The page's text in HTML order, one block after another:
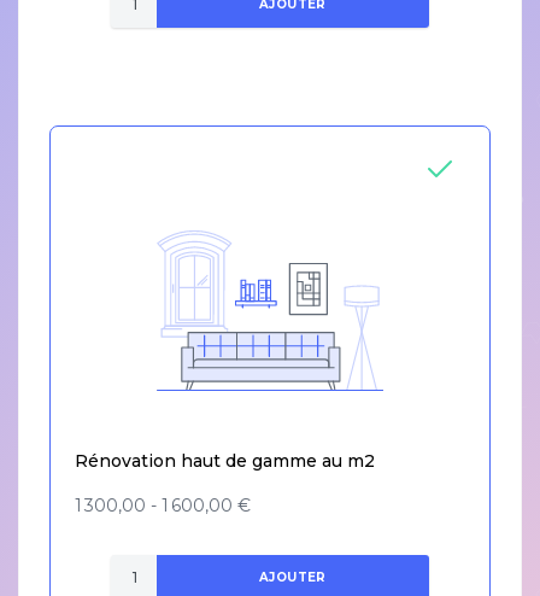
AJOUTER
Rénovation haut de gamme au m2
1 300,00 - 1 600,00 €
AJOUTER